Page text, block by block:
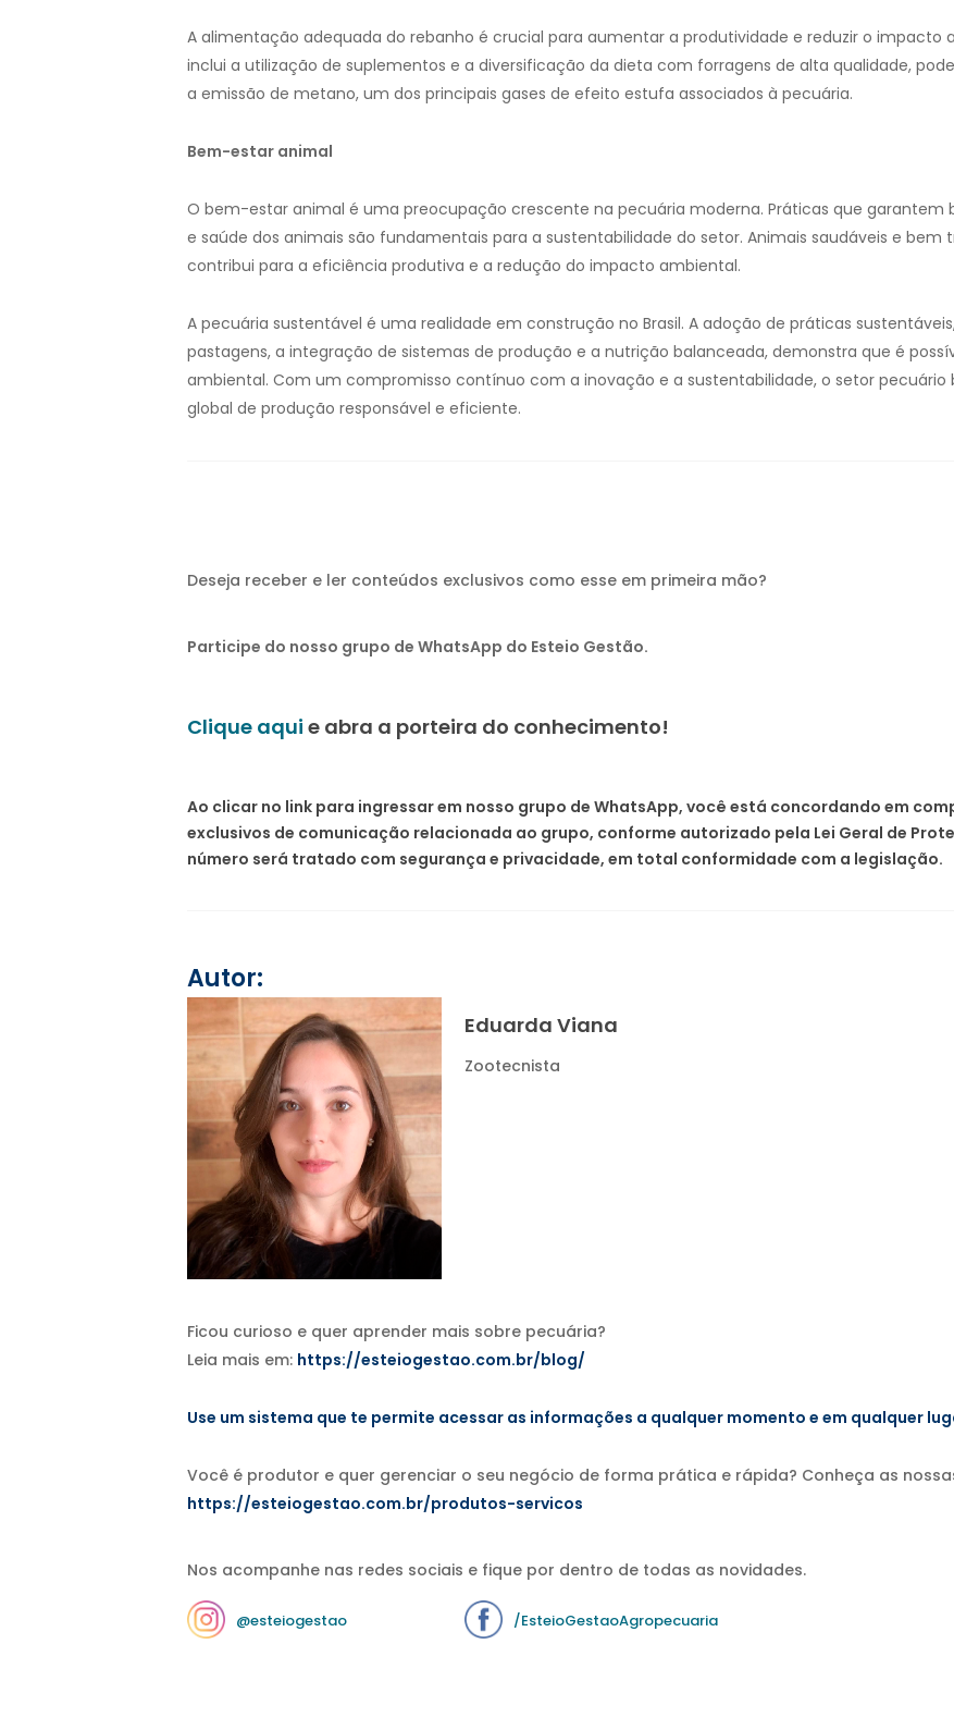
A alimentação adequada do rebanho é crucial para aumentar a produtividade e reduzir o impacto
inclui a utilização de suplementos e a diversificação da dieta com forragens de alta qualidade,
a emissão de metano, um dos principais gases de efeito estufa associados à pecuária.
Bem-estar animal
O bem-estar animal é uma preocupação crescente na pecuária moderna. Práticas que garantem
e saúde dos animais são fundamentais para a sustentabilidade do setor. Animais saudáveis e
contribui para a eficiência produtiva e a redução do impacto ambiental.
A pecuária sustentável é uma realidade em construção no Brasil. A adoção de práticas
pastagens, a integração de sistemas de produção e a nutrição balanceada, demonstra que é
ambiental. Com um compromisso contínuo com a inovação e a sustentabilidade, o setor pecuário
global de produção responsável e eficiente.
Deseja receber e ler conteúdos exclusivos como esse em primeira mão?
Participe do nosso grupo de WhatsApp do Esteio Gestão.
Clique aqui e abra a porteira do conhecimento!
Ao clicar no link para ingressar em nosso grupo de WhatsApp, você está concordando em
exclusivos de comunicação relacionada ao grupo, conforme autorizado pela Lei Geral de
número será tratado com segurança e privacidade, em total conformidade com a legislação.
Autor:
Eduarda Viana
Zootecnista
Ficou curioso e quer aprender mais sobre pecuária?
Leia mais em: https://esteiogestao.com.br/blog/
Use um sistema que te permite acessar as informações a qualquer momento e em qualquer
Você é produtor e quer gerenciar o seu negócio de forma prática e rápida? Conheça as
https://esteiogestao.com.br/produtos-servicos
Nos acompanhe nas redes sociais e fique por dentro de todas as novidades.
@esteiogestao /EsteioGestaoAgropecuaria